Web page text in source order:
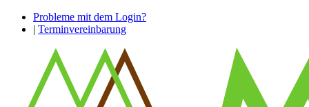
Probleme mit dem Login?
| Terminvereinbarung